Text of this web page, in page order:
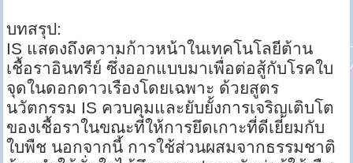
บทสรุป:
IS แสดงถึงความก้าวหน้าในเทคโนโลยีต้าน
เชื้อราอินทรีย์ ซึ่งออกแบบมาเพื่อต่อสู้กับโรคใบ
จุดในดอกดาวเรืองโดยเฉพาะ ด้วยสูตร
นวัตกรรม IS ควบคุมและยับยั้งการเจริญเติบโต
ของเชื้อราในขณะที่ให้การยึดเกาะที่ดีเยี่ยมกับ
ใบพืช นอกจากนี้ การใช้ส่วนผสมจากธรรมชาติ